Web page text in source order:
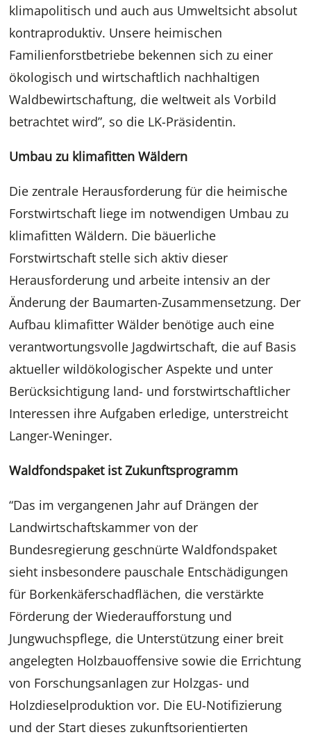
klimapolitisch und auch aus Umweltsicht absolut
kontraproduktiv. Unsere heimischen
Familienforstbetriebe bekennen sich zu einer
ökologisch und wirtschaftlich nachhaltigen
Waldbewirtschaftung, die weltweit als Vorbild
betrachtet wird”, so die LK-Präsidentin.
Umbau zu klimafitten Wäldern
Die zentrale Herausforderung für die heimische
Forstwirtschaft liege im notwendigen Umbau zu
klimafitten Wäldern. Die bäuerliche
Forstwirtschaft stelle sich aktiv dieser
Herausforderung und arbeite intensiv an der
Änderung der Baumarten-Zusammensetzung. Der
Aufbau klimafitter Wälder benötige auch eine
verantwortungsvolle Jagdwirtschaft, die auf Basis
aktueller wildökologischer Aspekte und unter
Berücksichtigung land- und forstwirtschaftlicher
Interessen ihre Aufgaben erledige, unterstreicht
Langer-Weninger.
Waldfondspaket ist Zukunftsprogramm
“Das im vergangenen Jahr auf Drängen der
Landwirtschaftskammer von der
Bundesregierung geschnürte Waldfondspaket
sieht insbesondere pauschale Entschädigungen
für Borkenkäferschadflächen, die verstärkte
Förderung der Wiederaufforstung und
Jungwuchspflege, die Unterstützung einer breit
angelegten Holzbauoffensive sowie die Errichtung
von Forschungsanlagen zur Holzgas- und
Holzdieselproduktion vor. Die EU-Notifizierung
und der Start dieses zukunftsorientierten